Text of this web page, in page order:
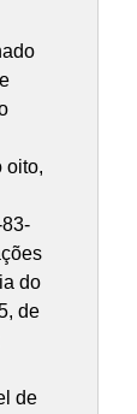
oito,
do
de
de